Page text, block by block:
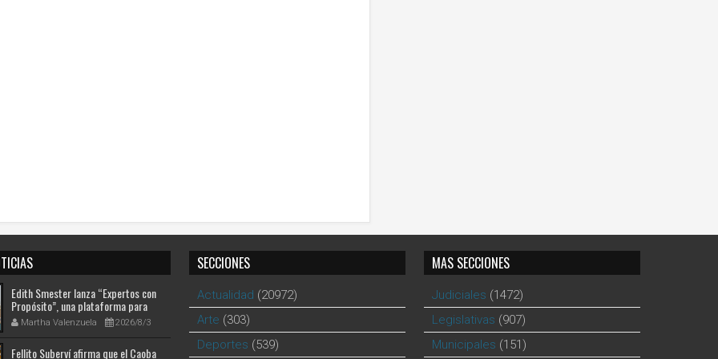
Edith Smester lanza “Expertos con
Propósito”, una plataforma para
conectar el conocimiento con nuevas
oportunidades profesionales
Martha Valenzuela 2026/8/3
Fellito Suberví afirma que el Caoba
SECCIONES
Actualidad (20972)
Arte (303)
Deportes (539)
MAS SECCIONES
Judiciales (1472)
Legislativas (907)
Municipales (151)